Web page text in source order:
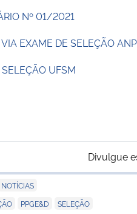
Nº 01/2021
VIA EXAME DE SELEÇÃO
UFSM
Divulgue
NOTÍCIAS
PPGE&D SELEÇÃO